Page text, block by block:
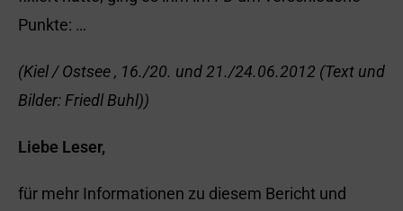
Punkte: …
(Kiel / Ostsee , 16./20. und 21./24.06.2012 (Text und
Bilder: Friedl Buhl))
Liebe Leser,
für mehr Informationen zu diesem Bericht und